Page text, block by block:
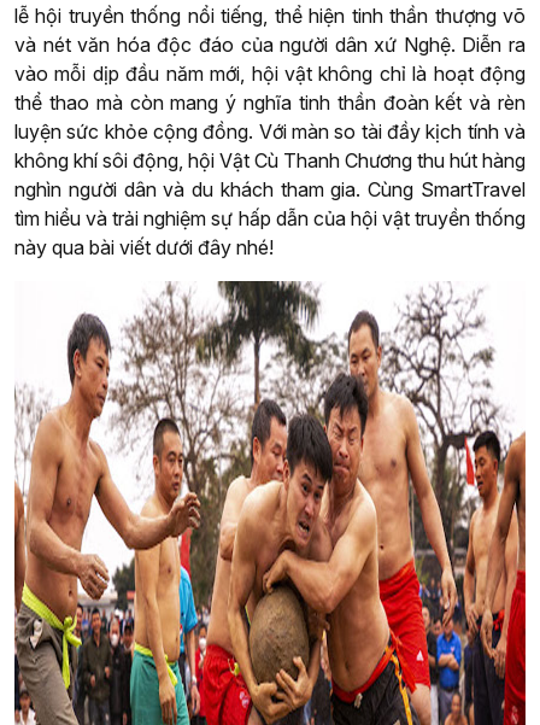
lễ hội truyền thống nổi tiếng, thể hiện tinh thần thượng võ
và nét văn hóa độc đáo của người dân xứ Nghệ. Diễn ra
vào mỗi dịp đầu năm mới, hội vật không chỉ là hoạt động
thể thao mà còn mang ý nghĩa tinh thần đoàn kết và rèn
luyện sức khỏe cộng đồng. Với màn so tài đầy kịch tính và
không khí sôi động, hội Vật Cù Thanh Chương thu hút hàng
nghìn người dân và du khách tham gia. Cùng SmartTravel
tìm hiểu và trải nghiệm sự hấp dẫn của hội vật truyền thống
này qua bài viết dưới đây nhé!